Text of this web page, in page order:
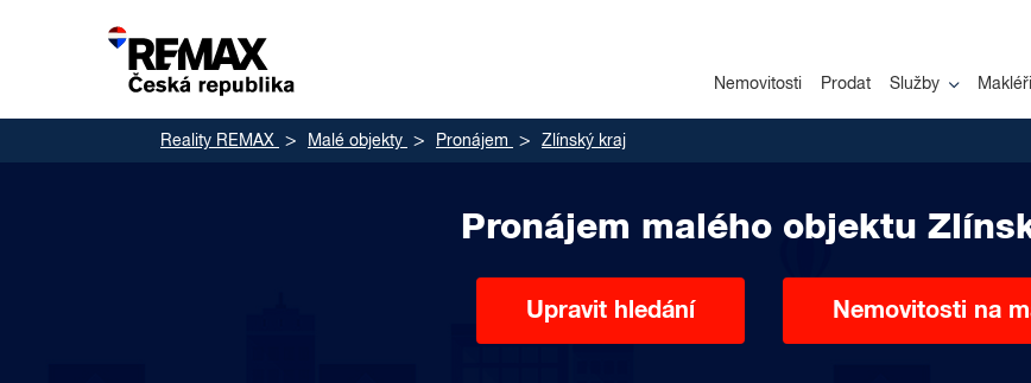
Nemovitosti Prodat Služby Makléři
Reality REMAX Malé objekty Pronájem Zlínský kraj
Pronájem malého objektu
Upravit hledání Nemovitosti na